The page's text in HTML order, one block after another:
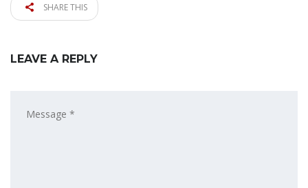
SHARE THIS
LEAVE A REPLY